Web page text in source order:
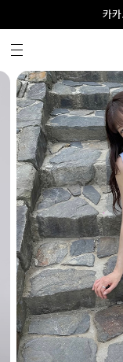
오전
회
카
APP